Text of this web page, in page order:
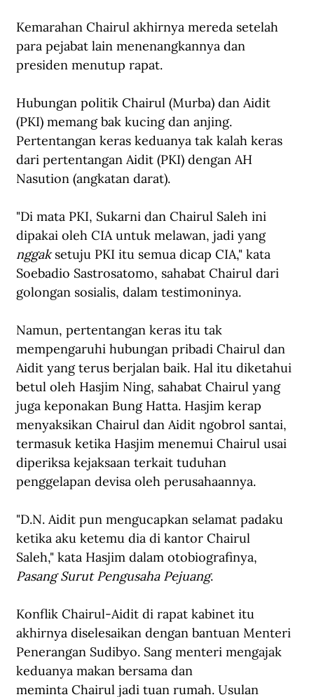
Kemarahan Chairul akhirnya mereda setelah
para pejabat lain menenangkannya dan
presiden menutup rapat.
Hubungan politik Chairul (Murba) dan Aidit
(PKI) memang bak kucing dan anjing.
Pertentangan keras keduanya tak kalah keras
dari pertentangan Aidit (PKI) dengan AH
Nasution (angkatan darat).
"Di mata PKI, Sukarni dan Chairul Saleh ini
dipakai oleh CIA untuk melawan, jadi yang
nggak setuju PKI itu semua dicap CIA," kata
Soebadio Sastrosatomo, sahabat Chairul dari
golongan sosialis, dalam testimoninya.
Namun, pertentangan keras itu tak
mempengaruhi hubungan pribadi Chairul dan
Aidit yang terus berjalan baik. Hal itu diketahui
betul oleh Hasjim Ning, sahabat Chairul yang
juga keponakan Bung Hatta. Hasjim kerap
menyaksikan Chairul dan Aidit ngobrol santai,
termasuk ketika Hasjim menemui Chairul usai
diperiksa kejaksaan terkait tuduhan
penggelapan devisa oleh perusahaannya.
"D.N. Aidit pun mengucapkan selamat padaku
ketika aku ketemu dia di kantor Chairul
Saleh," kata Hasjim dalam otobiografinya,
Pasang Surut Pengusaha Pejuang.
Konflik Chairul-Aidit di rapat kabinet itu
akhirnya diselesaikan dengan bantuan Menteri
Penerangan Sudibyo. Sang menteri mengajak
keduanya makan bersama dan
meminta Chairul jadi tuan rumah. Usulan